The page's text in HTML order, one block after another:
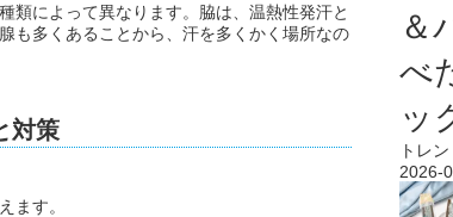
類によって異なります。脇は、温熱性発汗と
も多くあることから、汗を多くかく場所なの
対策
ます。
＆
べ
ッ
トレン
2026-